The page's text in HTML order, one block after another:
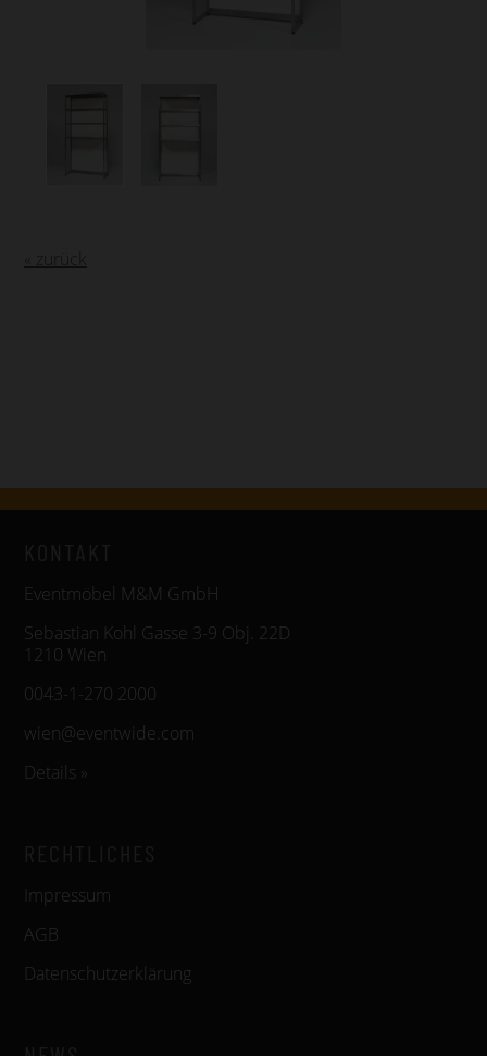
« zurück
Eventmöbel M&M GmbH
Sebastian Kohl Gasse 3-9 Obj. 22D
1210 Wien
0043-1-270 2000
wien@eventwide.com
Details »
Impressum
AGB
Datenschutzerklärung